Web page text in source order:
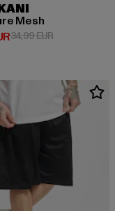
Mesh
Preis: 22,74 EUR
34,99 EURAktionspreis: